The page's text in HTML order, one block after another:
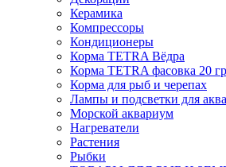
Керамика
Компрессоры
Кондиционеры
Корма TETRA Вёдра
Корма TETRA фасовка 20 гр
Корма для рыб и черепах
Лампы и подсветки для
Морской аквариум
Нагреватели
Растения
Рыбки